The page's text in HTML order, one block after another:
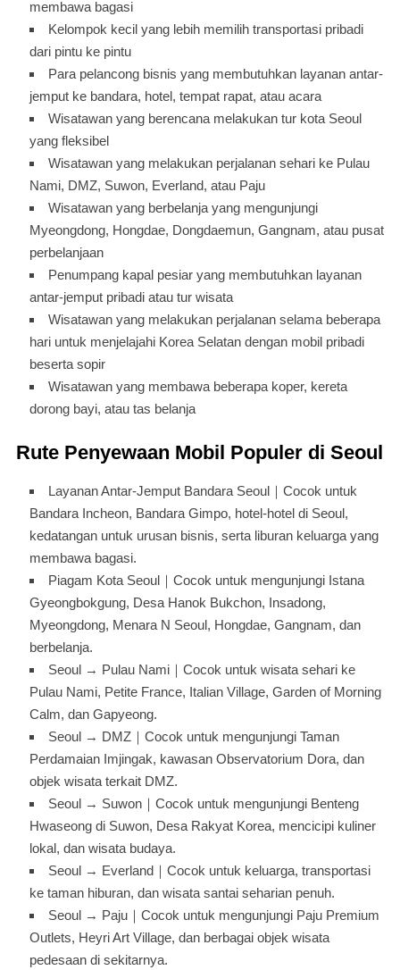
membawa bagasi
Kelompok kecil yang lebih memilih transportasi pribadi
dari pintu ke pintu
Para pelancong bisnis yang membutuhkan layanan antar-
jemput ke bandara, hotel, tempat rapat, atau acara
Wisatawan yang berencana melakukan tur kota Seoul
yang fleksibel
Wisatawan yang melakukan perjalanan sehari ke Pulau
Nami, DMZ, Suwon, Everland, atau Paju
Wisatawan yang berbelanja yang mengunjungi
Myeongdong, Hongdae, Dongdaemun, Gangnam, atau pusat
perbelanjaan
Penumpang kapal pesiar yang membutuhkan layanan
antar-jemput pribadi atau tur wisata
Wisatawan yang melakukan perjalanan selama beberapa
hari untuk menjelajahi Korea Selatan dengan mobil pribadi
beserta sopir
Wisatawan yang membawa beberapa koper, kereta
dorong bayi, atau tas belanja
Rute Penyewaan Mobil Populer di Seoul
Layanan Antar-Jemput Bandara Seoul｜Cocok untuk
Bandara Incheon, Bandara Gimpo, hotel-hotel di Seoul,
kedatangan untuk urusan bisnis, serta liburan keluarga yang
membawa bagasi.
Piagam Kota Seoul｜Cocok untuk mengunjungi Istana
Gyeongbokgung, Desa Hanok Bukchon, Insadong,
Myeongdong, Menara N Seoul, Hongdae, Gangnam, dan
berbelanja.
Seoul → Pulau Nami｜Cocok untuk wisata sehari ke
Pulau Nami, Petite France, Italian Village, Garden of Morning
Calm, dan Gapyeong.
Seoul → DMZ｜Cocok untuk mengunjungi Taman
Perdamaian Imjingak, kawasan Observatorium Dora, dan
objek wisata terkait DMZ.
Seoul → Suwon｜Cocok untuk mengunjungi Benteng
Hwaseong di Suwon, Desa Rakyat Korea, mencicipi kuliner
lokal, dan wisata budaya.
Seoul → Everland｜Cocok untuk keluarga, transportasi
ke taman hiburan, dan wisata santai seharian penuh.
Seoul → Paju｜Cocok untuk mengunjungi Paju Premium
Outlets, Heyri Art Village, dan berbagai objek wisata
pedesaan di sekitarnya.